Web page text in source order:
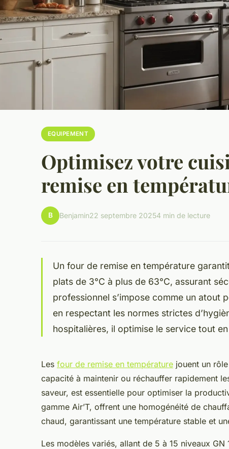
EQUIPEMENT
Optimisez votre
remise en
B Benjamin22 septembre 20254 min de lecture
Un four de remise en température
plats de 3°C à plus de 63°C, assurant
professionnel s’impose comme un atout
en respectant les normes strictes
hospitalières, il optimise le service tout
Les four de remise en température jouent un
capacité à maintenir ou réchauffer rapidement
saveur, est essentielle pour optimiser la
gamme Air’T, offrent une homogénéité de
chaud, garantissant une température stable et
Les modèles variés, allant de 5 à 15 niveaux